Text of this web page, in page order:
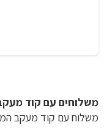
משלוחים עם קוד מעקב
משלוח​ עם קוד מעקב